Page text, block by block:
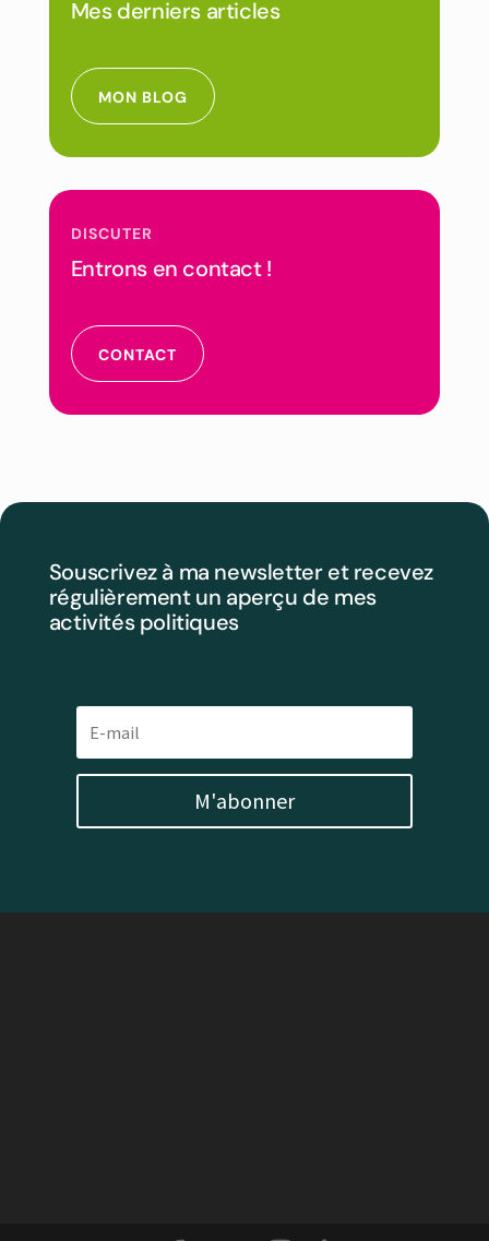
Mes derniers articles
MON BLOG
DISCUTER
Entrons en contact !
CONTACT
Souscrivez à ma newsletter et recevez
régulièrement un aperçu de mes
activités politiques
M'abonner